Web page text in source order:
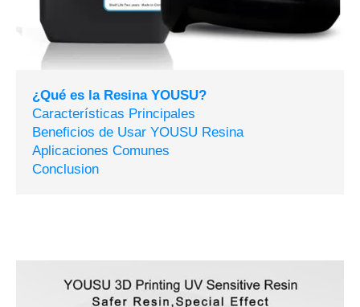
¿Qué es la Resina YOUSU?
Características Principales
Beneficios de Usar YOUSU Resina
Aplicaciones Comunes
Conclusion